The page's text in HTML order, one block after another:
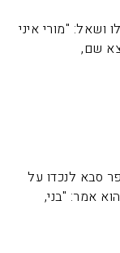
"מורי איני
שם,
סבא לנכדו על
אמר: "בני,